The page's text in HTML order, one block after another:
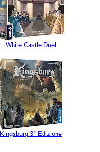
White Castle Duel
Kingsburg 3° Edizione